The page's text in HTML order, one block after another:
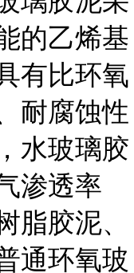
的乙烯基
有比环氧
耐腐蚀性
水玻璃胶
渗透率
脂胶泥、
通环氧玻